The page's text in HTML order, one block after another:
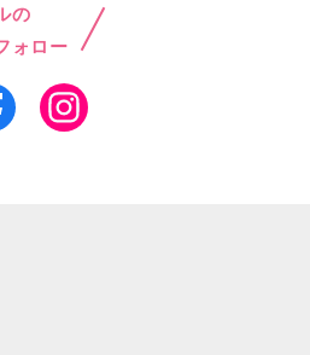
の
ォロー